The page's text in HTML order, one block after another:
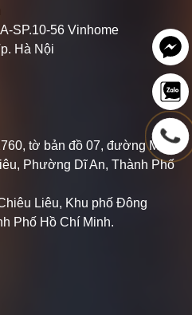
SP.10-56 Vinhome
Hà Nội
tờ bản đồ 07, đường Mạch
Phường Dĩ An, Thành Phố
Liêu, Khu phố Đông
Phố Hồ Chí Minh.